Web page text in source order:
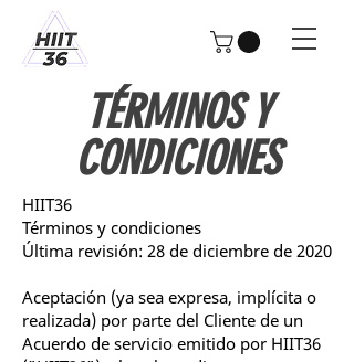
TÉRMINOS Y
CONDICIONES
HIIT36
Términos y condiciones
Última revisión: 28 de diciembre de 2020
Aceptación (ya sea expresa, implícita o
realizada) por parte del Cliente de un
Acuerdo de servicio emitido por HIIT36